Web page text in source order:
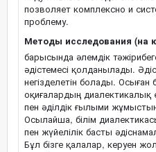
позволяет комплексно и
проблему.
Методы исследования (на
барысында әлемдік
әдістемесі қолданылады.
негізделетін болады.
оқиғалардың
пен әділдік ғылыми
Осылайша, білім
пен жүйелілік басты
Бұл бізге қалалар, керуен